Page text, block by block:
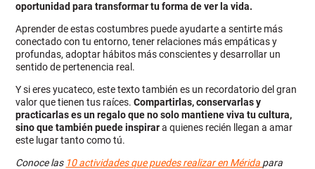
oportunidad para transformar tu forma de ver la vida.
Aprender de estas costumbres puede ayudarte a sentirte más
conectado con tu entorno, tener relaciones más empáticas y
profundas, adoptar hábitos más conscientes y desarrollar un
sentido de pertenencia real.
Y si eres yucateco, este texto también es un recordatorio del gran
valor que tienen tus raíces.Compartirlas, conservarlas y
practicarlas es un regalo que no solo mantiene viva tu cultura,
sino que también puede inspirara quienes recién llegan a amar
este lugar tanto como tú.
Conoce las 10 actividades que puedes realizar en Mérida para